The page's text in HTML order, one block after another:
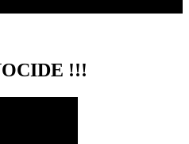
!!!